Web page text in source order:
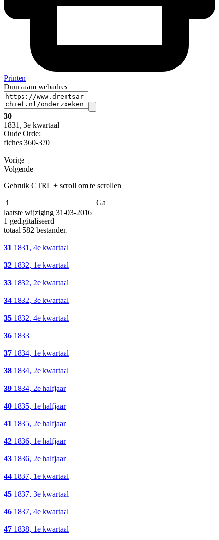
Printen
Duurzaam webadres
30
1831, 3e kwartaal
Oude Orde:
fiches 360-370
Vorige
Volgende
Gebruik CTRL + scroll om te scrollen
Ga
laatste wijziging 31-03-2016
1 gedigitaliseerd
totaal 582 bestanden
31 1831, 4e kwartaal
32 1832, 1e kwartaal
33 1832, 2e kwartaal
34 1832, 3e kwartaal
35 1832. 4e kwartaal
36 1833
37 1834, 1e kwartaal
38 1834, 2e kwartaal
39 1834, 2e halfjaar
40 1835, 1e halfjaar
41 1835, 2e halfjaar
42 1836, 1e halfjaar
43 1836, 2e halfjaar
44 1837, 1e kwartaal
45 1837, 3e kwartaal
46 1837, 4e kwartaal
47 1838, 1e kwartaal